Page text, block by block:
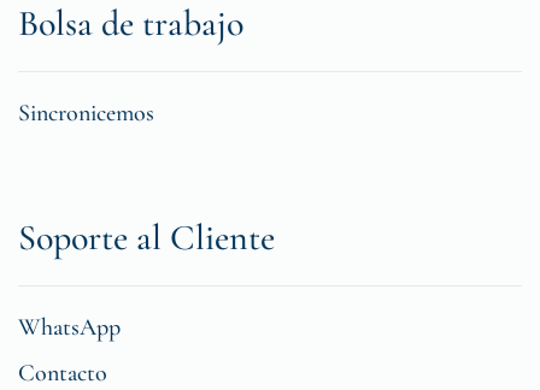
Bolsa de trabajo
Sincronicemos
Soporte al Cliente
WhatsApp
Contacto